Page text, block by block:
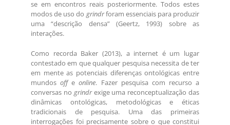
se em encontros reais posteriormente. Todos estes
modos de uso do grindrforam essenciais para produzir
uma “descrição densa” (Geertz, 1993) sobre as
interações.
Como recorda Baker (2013), a internet é um lugar
contestado em que qualquer pesquisa necessita de ter
em mente as potenciais diferenças ontológicas entre
mundosoffeonline. Fazer pesquisa com recurso a
conversas no grindrexige uma reconceptualização das
dinâmicas ontológicas, metodológicas e éticas
tradicionais de pesquisa. Uma das primeiras
interrogações foi precisamente sobre o que constitui